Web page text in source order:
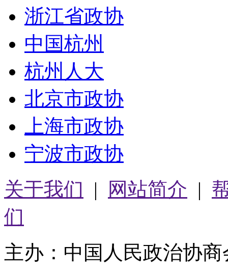
浙江省政协
中国杭州
杭州人大
北京市政协
上海市政协
宁波市政协
关于我们 | 网站简介 |
们
主办：中国人民政治协